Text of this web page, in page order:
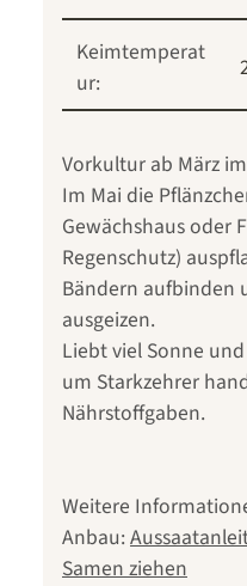
Keimtemperat
ur:
Vorkultur ab März
Im Mai die
Gewächshaus oder
Regenschutz)
Bändern aufbinden
ausgeizen.
Liebt viel Sonne
um Starkzehrer
Nährstoffgaben.
Weitere
Anbau:
Samen ziehen